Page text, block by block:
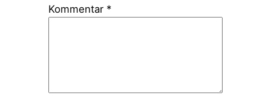
Kommentar *